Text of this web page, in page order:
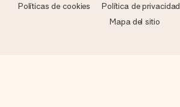
Políticas de cookies Política de privacidad
Mapa del sitio